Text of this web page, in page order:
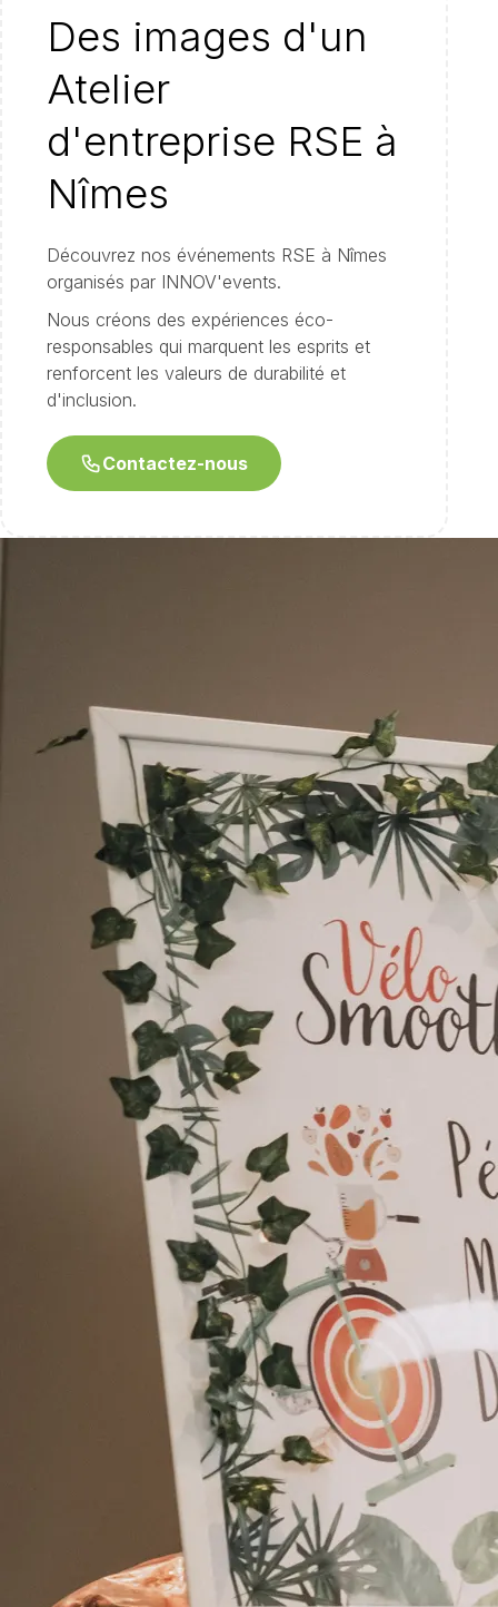
Des images d'un
Atelier
d'entreprise RSE à
Nîmes
Découvrez nos événements RSE à Nîmes
organisés par INNOV'events.
Nous créons des expériences éco-
responsables qui marquent les esprits et
renforcent les valeurs de durabilité et
d'inclusion.
Contactez-nous